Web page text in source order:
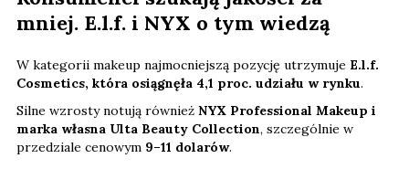
mniej. E.l.f. i NYX o tym wiedzą
W kategorii makeup najmocniejszą pozycję utrzymuje E.l.f.
Cosmetics, która osiągnęła 4,1 proc. udziału w rynku.
Silne wzrosty notują również NYX Professional Makeup i
marka własna Ulta Beauty Collection, szczególnie w
przedziale cenowym 9–11 dolarów.